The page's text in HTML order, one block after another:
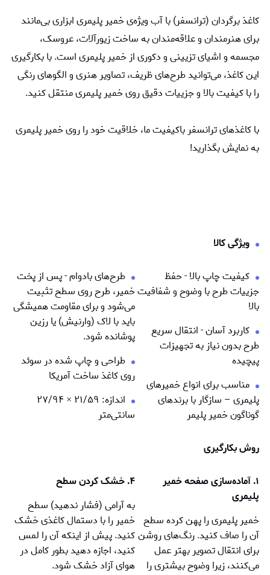
کاغذ برگردان (ترانسفر) با آب ویژه‌ی خمیر پلیمری ابزاری بی‌مانند
برای هنرمندان و علاقه‌مندان به ساخت زیورآلات، عروسک،
مجسمه‌ و اشیای تزیینی و دکوری از خمیر پلیمری است. با بکارگیری
این کاغذ، می‌توانید طرح‌های ظریف، تصاویر هنری و الگوهای رنگی
را با کیفیت بالا و جزییات دقیق روی خمیر پلیمری منتقل کنید.
با کاغذهای ترانسفر باکیفیت ما، خلاقیت خود را روی خمیر پلیمری
به نمایش بگذارید!
ویژگی کالا
کیفیت چاپ بالا - حفظ
جزییات طرح با وضوح و شفافیت
بالا
کاربرد آسان - انتقال سریع
طرح بدون نیاز به تجهیزات
پیچیده
مناسب برای انواع خمیرهای
پلیمری – سازگار با برندهای
گوناگون خمیر پلیمر
طرح‌های بادوام - پس از پخت
خمیر، طرح روی سطح تثبیت
می‌شود و برای مقاومت همیشگی
باید با لاک (وارنیش) یا رزین
پوشانده شود.
طراحی و چاپ شده در سوئد
روی کاغذ ساخت آمریکا
اندازه: ۲۱/۵۹
× ۲۷/۹۴
سانتی‌متر
روش بکارگیری
۱. آماده‌سازی صفحه خمیر
پلیمری
خمیر پلیمری را پهن کرده سطح
آن را صاف کنید. رنگ‌های روشن
برای انتقال تصویر بهتر عمل
می‌کنند، زیرا وضوح بیشتری را
۴. خشک کردن سطح
به آرامی (فشار ندهید) سطح
خمیر را با دستمال کاغذی خشک
کنید. پیش از اینکه آن را لمس
کنید، اجازه دهید بطور کامل در
هوای آزاد خشک شود.